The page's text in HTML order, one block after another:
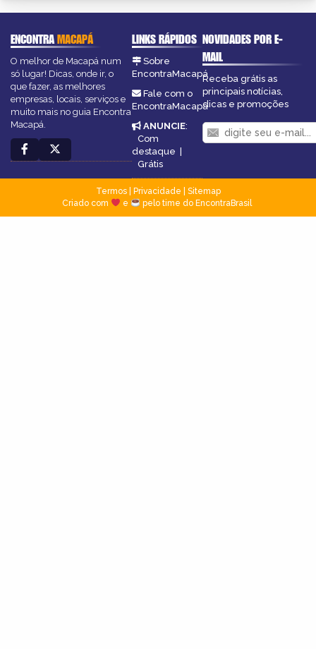
ENCONTRAMACAPÁ
O melhor de Macapá num
só lugar! Dicas, onde ir, o
que fazer, as melhores
empresas, locais, serviços e
muito mais no guia Encontra
Macapá.
LINKS RÁPIDOS
Sobre
EncontraMacapá
Fale com o
EncontraMacapá
ANUNCIE:
Com
destaque |
Grátis
NOVIDADES POR E-
MAIL
Receba grátis as
principais notícias,
dicas e promoções
Termos| Privacidade
Sitemap
Criado com
e pelo time do EncontraBrasil